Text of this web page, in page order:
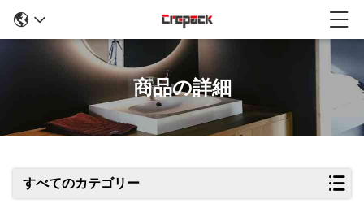
商品の詳細
すべてのカテゴリー